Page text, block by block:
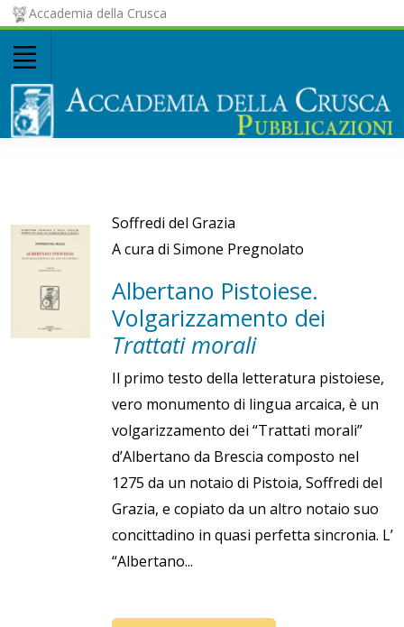
Accademia della Crusca
Soffredi del Grazia
A cura di Simone Pregnolato
Albertano Pistoiese.
Volgarizzamento dei
Trattati morali
Il primo testo della letteratura pistoiese,
vero monumento di lingua arcaica, è un
volgarizzamento dei “Trattati morali”
d’Albertano da Brescia composto nel
1275 da un notaio di Pistoia, Soffredi del
Grazia, e copiato da un altro notaio suo
concittadino in quasi perfetta sincronia. L’
“Albertano...